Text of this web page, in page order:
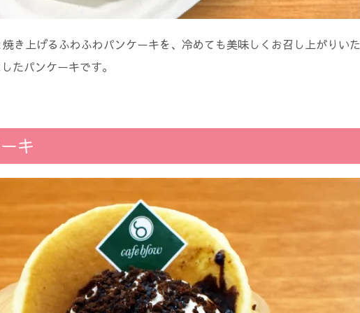
き上げるふわふわパンケーキを、冷めても美味しくお召し上がりい
たパンケーキです。
キ